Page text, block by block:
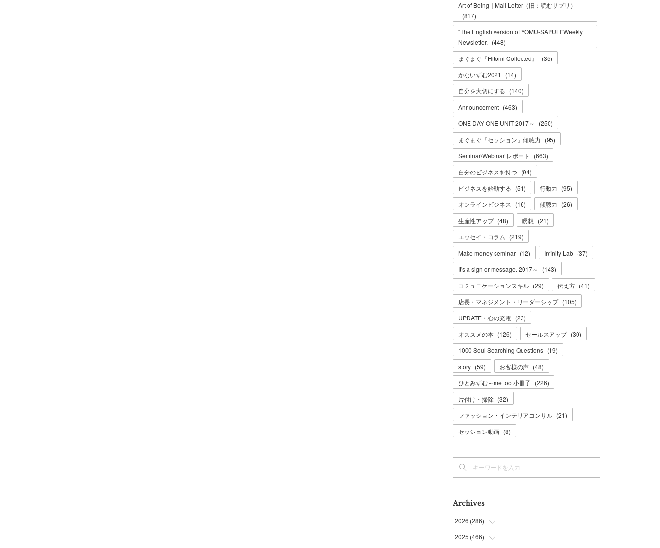
Art of Being｜Mail Letter（旧：読むサプリ）
(817)
“The English version of YOMU-SAPULI”Weekly
Newsletter. (448)
まぐまぐ『Hitomi Collected』
(35)
かないずむ2021
(14)
自分を大切にする (140)
Announcement (463)
ONE DAY ONE UNIT 2017～
(250)
まぐまぐ『セッション』傾聴力 (95)
Seminar/Webinar レポート
(663)
自分のビジネスを持つ (94)
ビジネスを始動する (51) 行動力 (95)
オンラインビジネス
(16) 傾聴力 (26)
生産性アップ (48) 瞑想 (21)
エッセイ・コラム (219)
Make money seminar (12) Infinity Lab (37)
It's a sign or message. 2017～
(143)
コミュニケーションスキル (29) 伝え方 (41)
店長・マネジメント・リーダーシップ (105)
UPDATE・心の充電 (23)
オススメの本 (126) セールスアップ (30)
1000 Soul Searching Questions (19)
story (59) お客様の声 (48)
ひとみずむ～me too 小冊子 (226)
片付け・掃除 (32)
ファッション・インテリアコンサル (21)
セッション動画 (8)
Archives
2026 (286)
(7)
2025 (466)